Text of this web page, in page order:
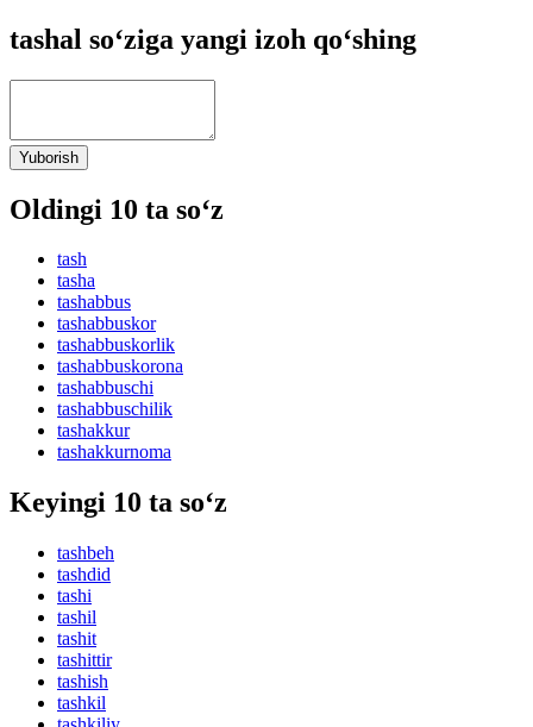
tashal so‘ziga yangi izoh qo‘shing
Yuborish
Oldingi 10 ta so‘z
tash
tasha
tashabbus
tashabbuskor
tashabbuskorlik
tashabbuskorona
tashabbuschi
tashabbuschilik
tashakkur
tashakkurnoma
Keyingi 10 ta so‘z
tashbeh
tashdid
tashi
tashil
tashit
tashittir
tashish
tashkil